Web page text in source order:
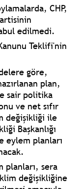
CHP,
edilmedi.
Teklifi'nin
göre,
plan,
sair politika
ve net sıfır
değişikliği ile
Başkanlığı
eylem planları
planları, sera
değişikliğine